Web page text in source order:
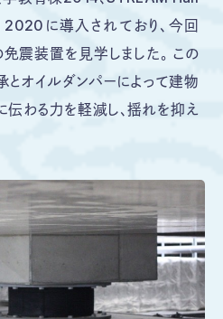
に導入されており、今回
震装置を見学しました。 この
とオイルダンパーによって建物
伝わる力を軽減し、揺れを抑え